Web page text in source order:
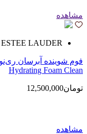
مشاهده
ESTEE LAUDER
Hydrating Foam Clean
تومان12,500,000
مشاهده